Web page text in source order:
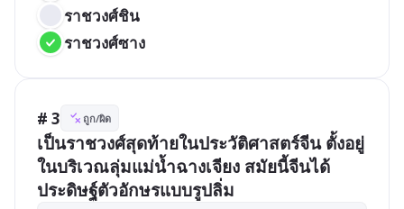
ราชวงศ์ชิน
ราชวงศ์ซาง
# 3 ถูก/ผิด
เป็นราชวงศ์สุดท้ายในประวัติศาสตร์จีน ตั้งอยู่
ในบริเวณลุ่มแม่น้ำฉางเจียง สมัยนี้จีนได้
ประดิษฐ์ตัวอักษรแบบรูปลิ่ม